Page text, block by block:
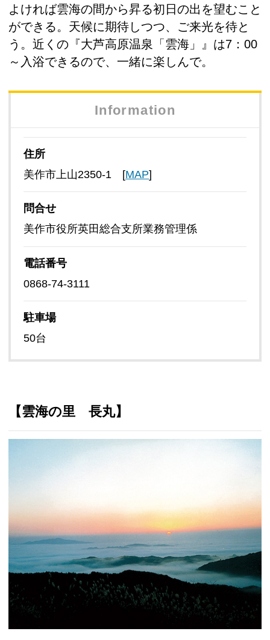
よければ雲海の間から昇る初日の出を望むこと
ができる。天候に期待しつつ、ご来光を待と
う。近くの『大芦高原温泉「雲海」』は7：00
～入浴できるので、一緒に楽しんで。
Information
住所
美作市上山2350-1 [MAP]
問合せ
美作市役所英田総合支所業務管理係
電話番号
0868-74-3111
駐車場
50台
【雲海の里 長丸】